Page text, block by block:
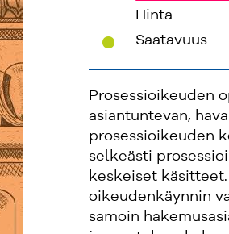
Hinta
Saatavuus
Prosessioikeuden
asiantuntevan,
prosessioikeuden
selkeästi
keskeiset
oikeudenkäynnin
samoin